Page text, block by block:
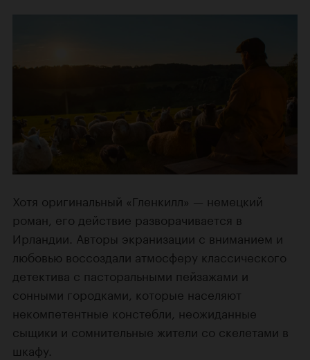
Хотя оригинальный «Гленкилл» — немецкий
роман, его действие разворачивается в
Ирландии. Авторы экранизации с вниманием и
любовью воссоздали атмосферу классического
детектива с пасторальными пейзажами и
сонными городками, которые населяют
некомпетентные констебли, неожиданные
сыщики и сомнительные жители со скелетами в
шкафу.